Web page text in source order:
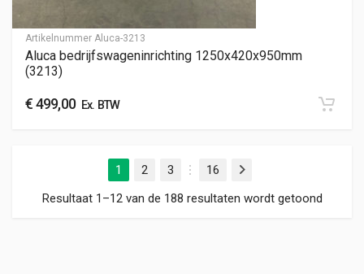
Artikelnummer Aluca-3213
Aluca bedrijfswageninrichting 1250x420x950mm
(3213)
€499,00Ex. BTW
1 2 3
…
16
Volgende
Resultaat 1–12 van de 188 resultaten wordt getoond